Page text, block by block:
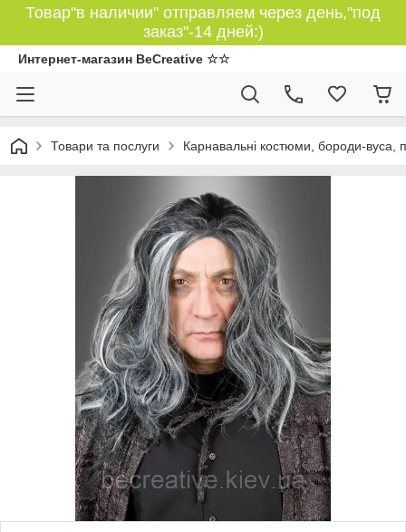
Товар"в наличии" отправляем через день,"под
заказ"-14 дней:)
Интернет-магазин BeCreative ☆☆
Товари та послуги Карнавальні костюми, бороди-вуса,